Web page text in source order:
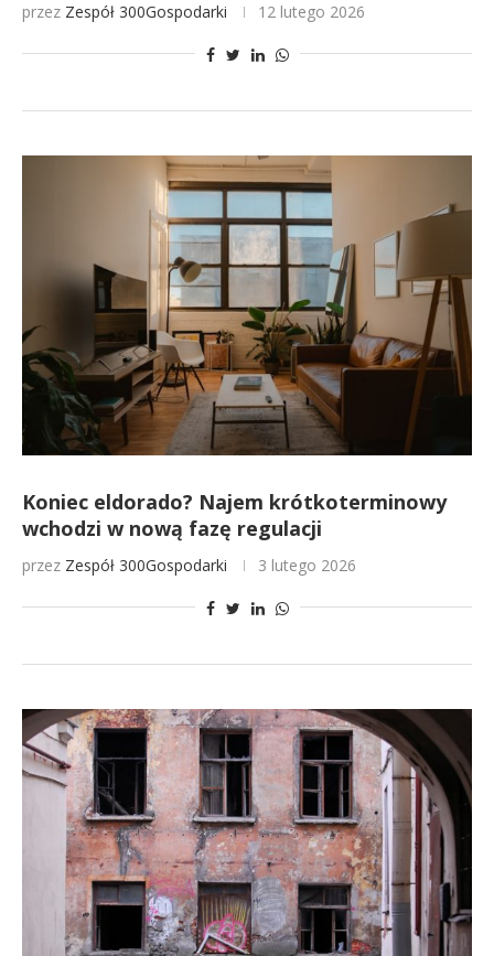
przez Zespół 300Gospodarki 12 lutego 2026
Koniec eldorado? Najem krótkoterminowy
wchodzi w nową fazę regulacji
przez Zespół 300Gospodarki 3 lutego 2026